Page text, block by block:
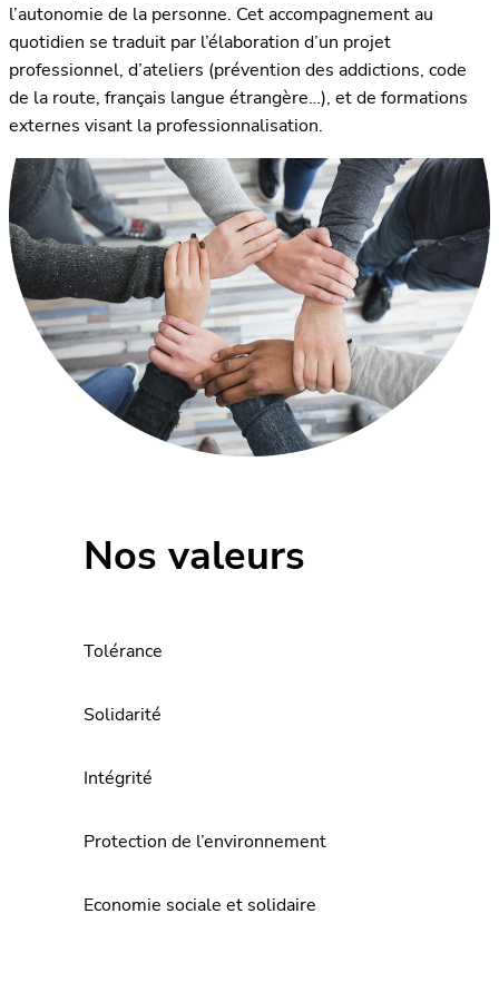
l’autonomie de la personne. Cet accompagnement au
quotidien se traduit par l’élaboration d’un projet
professionnel, d’ateliers (prévention des addictions, code
de la route, français langue étrangère…), et de formations
externes visant la professionnalisation.
Nos valeurs
Tolérance
Solidarité
Intégrité
Protection de l’environnement
Economie sociale et solidaire